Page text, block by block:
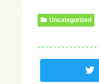
Uncategorized